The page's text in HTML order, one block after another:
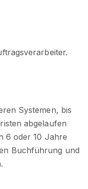
Systemen, bis
abgelaufen
6 oder 10 Jahre
Buchführung und